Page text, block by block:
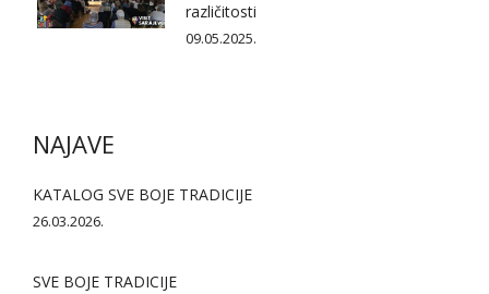
različitosti
09.05.2025.
NAJAVE
KATALOG SVE BOJE TRADICIJE
26.03.2026.
SVE BOJE TRADICIJE